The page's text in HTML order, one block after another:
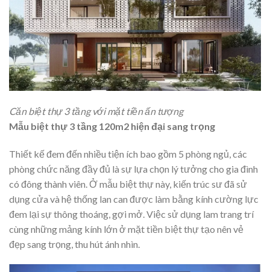
Căn biệt thự 3 tầng với mặt tiền ấn tượng
Mẫu biệt thự 3 tầng 120m2 hiện đại sang trọng
Thiết kế đem đến nhiều tiện ích bao gồm 5 phòng ngủ, các
phòng chức năng đầy đủ là sự lựa chọn lý tưởng cho gia đình
có đông thành viên. Ở mẫu biệt thự này, kiến trúc sư đã sử
dụng cửa và hệ thống lan can được làm bằng kính cường lực
đem lại sự thông thoáng, gợi mở. Việc sử dụng lam trang trí
cùng những mảng kính lớn ở mặt tiền biệt thự tạo nên vẻ
đẹp sang trọng, thu hút ánh nhìn.